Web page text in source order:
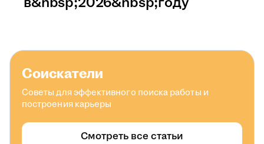
Соискатели
Советы для эффективного поиска работы и
построения карьеры
Смотреть все статьи